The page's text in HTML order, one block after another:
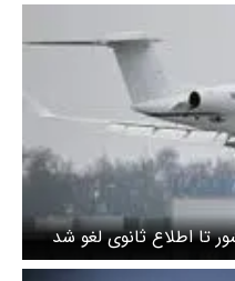
تا اطلاع ثانوی لغو شد